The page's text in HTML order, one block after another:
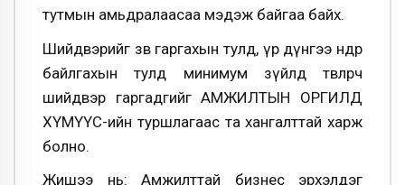
тутмын амьдралаасаа мэдэж байгаа байх.
Шийдвэрийг зөв гаргахын тулд, үр дүнгээ өндөр
байлгахын тулд минимум зүйлд төвлөрч
шийдвэр гаргадгийг АМЖИЛТЫН ОРГИЛД
ХҮМҮҮС-ийн туршлагаас та хангалттай харж
болно.
Жишээ нь: Амжилттай бизнес эрхэлдэг